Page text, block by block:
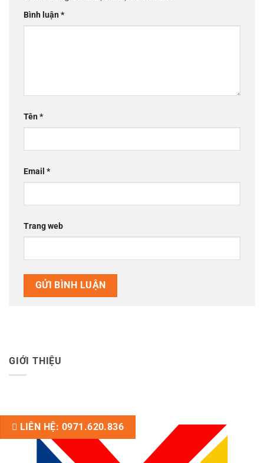
Bình luận*
Tên*
Email *
Trang web
GIỚI THIỆU
LIÊN HỆ: 0971.620.836